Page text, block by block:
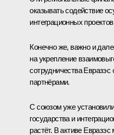
оказывать содействие
интеграционных
Конечно же, важно и
на укрепление
сотрудничества
партнёрами.
С союзом уже
государства и
растёт. В активе